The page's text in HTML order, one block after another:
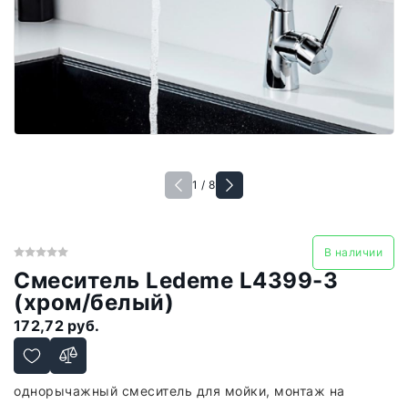
1 / 8
В наличии
Смеситель Ledeme L4399-3
(хром/белый)
172,72 руб.
однорычажный смеситель для мойки, монтаж на